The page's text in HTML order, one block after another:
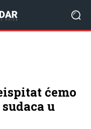
ćemo
u